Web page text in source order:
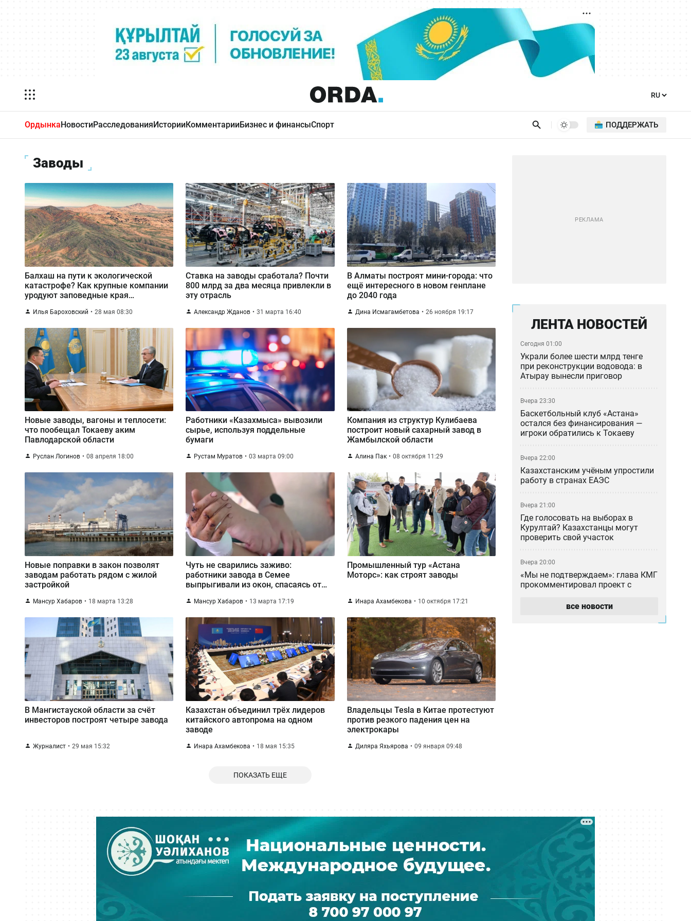
ОрдынкаНовостиРасследованияИсторииКомментарииБизнес и финансыСпорт ПОДДЕРЖАТЬ
Заводы
Балхаш на пути к экологической
катастрофе? Как крупные компании
уродуют заповедные края
Илья Бароховский 28 мая 08:30
Ставка на заводы сработала? Почти
800 млрд за два месяца привлекли в
эту отрасль
Александр Жданов 31 марта 16:40
В Алматы построят мини-города: что
ещё интересного в новом генплане
до 2040 года
Дина Исмагамбетова 26 ноября 19:17
Новые заводы, вагоны и теплосети:
что пообещал Токаеву аким
Павлодарской области
Руслан Логинов 08 апреля 18:00
Работники «Казахмыса» вывозили
сырье, используя поддельные
бумаги
Рустам Муратов 03 марта 09:00
Компания из структур Кулибаева
построит новый сахарный завод в
Жамбылской области
Алина Пак 08 октября 11:29
Новые поправки в закон позволят
заводам работать рядом с жилой
застройкой
Мансур Хабаров 18 марта 13:28
Чуть не сварились заживо:
работники завода в Семее
выпрыгивали из окон, спасаясь от
Мансур Хабаров 13 марта 17:19
Промышленный тур «Астана
Моторс»: как строят заводы
Инара Ахамбекова 10 октября 17:21
В Мангистауской области за счёт
инвесторов построят четыре завода
Журналист 29 мая 15:32
Казахстан объединил трёх лидеров
китайского автопрома на одном
заводе
Инара Ахамбекова 18 мая 15:35
Владельцы Tesla в Китае протестуют
против резкого падения цен на
электрокары
Диляра Яхьярова 09 января 09:48
ПОКАЗАТЬ ЕЩЕ
ЛЕНТА НОВОСТЕЙ
Сегодня 01:00
Украли более шести млрд тенге
при реконструкции водовода: в
Атырау вынесли приговор
Вчера 23:30
Баскетбольный клуб «Астана»
остался без финансирования —
игроки обратились к Токаеву
Вчера 22:00
Казахстанским учёным упростили
работу в странах ЕАЭС
Вчера 21:00
Где голосовать на выборах в
Курултай? Казахстанцы могут
проверить свой участок
Вчера 20:00
«Мы не подтверждаем»: глава КМГ
прокомментировал проект с
КНБ и военные избавляются от
бесполезных бронежилетов,
противогазов и портретов
Назарбаева
Вчера 16:15
все новости